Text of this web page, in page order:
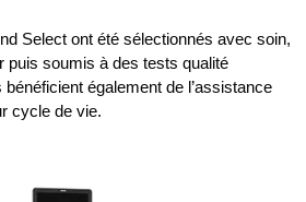
Select ont été sélectionnés avec soin,
puis soumis à des tests qualité
également de l’assistance
cycle de vie.